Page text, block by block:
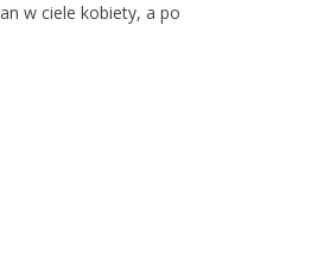
w ciele kobiety, a po